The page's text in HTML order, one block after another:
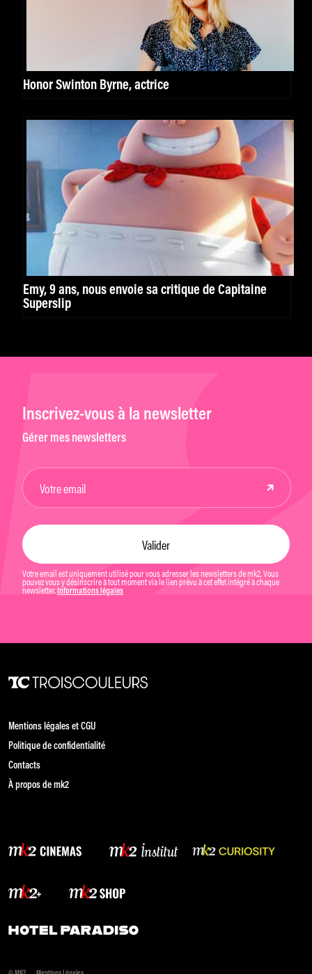
Honor Swinton Byrne, actrice
Emy, 9 ans, nous envoie sa critique de Capitaine
Superslip
Inscrivez-vous à la newsletter
Gérer mes newsletters
Votre email est uniquement utilisé pour vous adresser les newsletters de mk2. Vous
pouvez vous y désinscrire à tout moment via le lien prévu à cet effet intégré à chaque
newsletter. Informations légales
Mentions légales et CGU
Politique de confidentialité
Contacts
À propos de mk2